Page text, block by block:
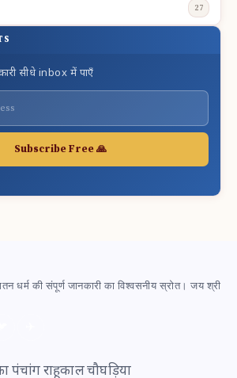
27
सीधे inbox में पाएँ
Subscribe Free 🙏
धर्म की संपूर्ण जानकारी का विश्वसनीय स्रोत। जय श्री
पंचांगराहूकालचौघड़िया